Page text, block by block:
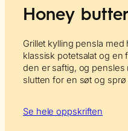
Honey
Grillet kylling pensla
klassisk potetsalat og en
den er saftig, og
slutten for en søt og
Se hele oppskriften